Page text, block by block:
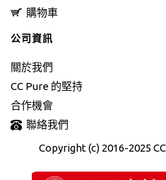
購物車
公司資訊
關於我們
CC Pure 的堅持
合作機會
聯絡我們
Copyright (c) 2016-2025